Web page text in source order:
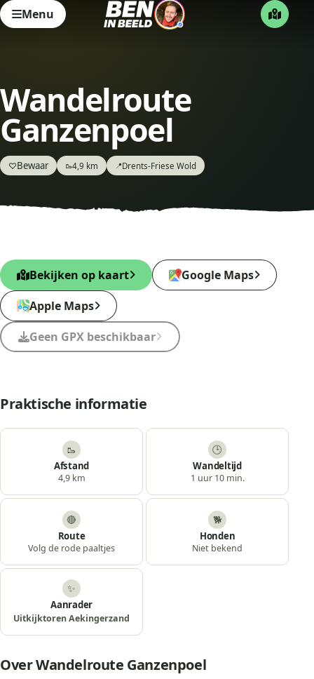
Menu
Wandelroute
Ganzenpoel
♡Bewaar 🥾4,9 km 📍Drents-Friese Wold
Bekijken op kaart
Google Maps
Apple Maps
Geen GPX beschikbaar
Praktische informatie
🥾
Afstand
4,9 km
🕒
Wandeltijd
1 uur 10 min.
🔴
Route
Volg de rode paaltjes
🐕
Honden
Niet bekend
✨
Aanrader
Uitkijktoren Aekingerzand
Over Wandelroute Ganzenpoel